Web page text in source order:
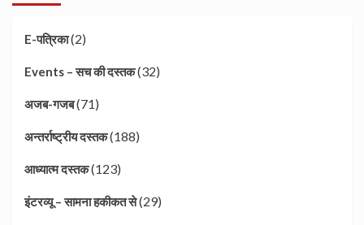
E-पत्रिका(2)
Events – सच की दस्तक(32)
अजब-गजब(71)
अन्तर्राष्ट्रीय दस्तक(188)
आध्यात्म दस्तक(123)
इंटरव्यू – सामना हकीकत से(29)